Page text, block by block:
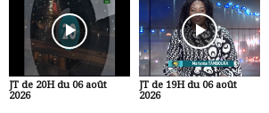
JT de 20H du 06 août
2026
JT de 19H du 06 août
2026